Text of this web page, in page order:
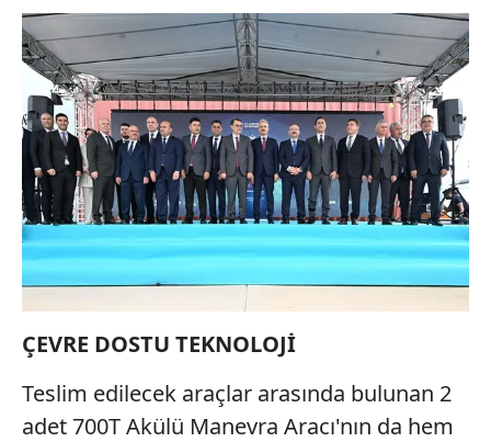
ÇEVRE DOSTU TEKNOLOJİ
Teslim edilecek araçlar arasında bulunan 2
adet 700T Akülü Manevra Aracı'nın da hem